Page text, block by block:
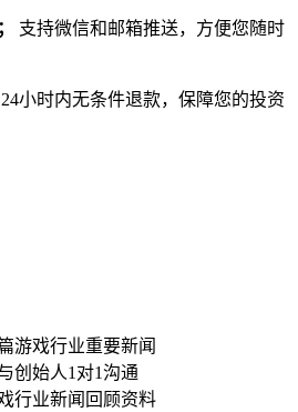
支持微信和邮箱推送，方便您随时
24小时内无条件退款，保障您的投资
游戏行业重要新闻
创始人1对1沟通
行业新闻回顾资料